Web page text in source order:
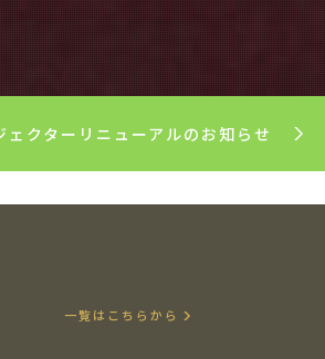
クターリニューアルのお知らせ
一覧はこちらから